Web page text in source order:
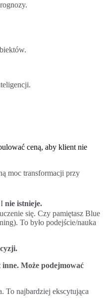
ceną, aby klient nie
moc transformacji przy
nie istnieje.
się. Czy pamiętasz Blue
To było podejście/nauka
inne. Może podejmować
To najbardziej ekscytująca